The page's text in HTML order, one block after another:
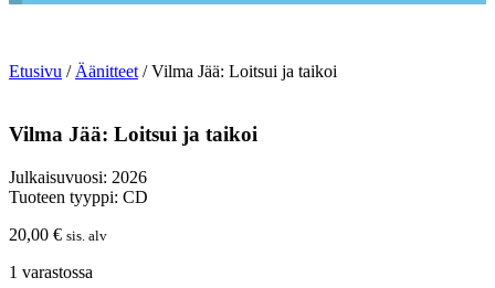
Etusivu / Äänitteet / Vilma Jää: Loitsui ja taikoi
Vilma Jää: Loitsui ja taikoi
Julkaisuvuosi: 2026
Tuoteen tyyppi: CD
20,00 € sis. alv
1 varastossa